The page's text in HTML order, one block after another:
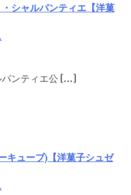
シャルパンティエ【洋菓
パンティエ公 […]
キューブ)【洋菓子シュゼ